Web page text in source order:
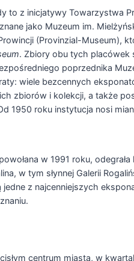
to z inicjatywy Towarzystwa
jako Muzeum im.
(Provinzial-Museum),
. Zbiory obu tych placówek
poprzednika
wiele bezcennych
zbiorów i kolekcji, a także
1950 roku instytucja nosi
w 1991 roku,
w tym słynnej Galerii
z najcenniejszych
centrum miasta, w